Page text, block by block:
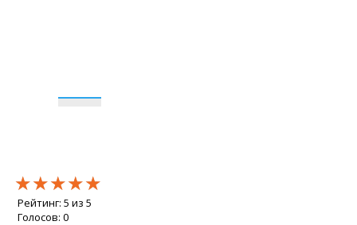
★★★★★
★★★★★
★★★★★
Рейтинг: 5 из 5
Голосов: 0